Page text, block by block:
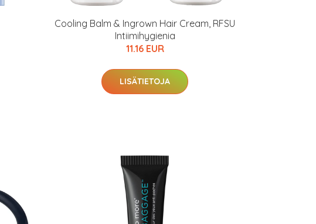
Cooling Balm & Ingrown Hair Cream, RFSU
Intiimihygienia
11.16 EUR
LISÄTIETOJA